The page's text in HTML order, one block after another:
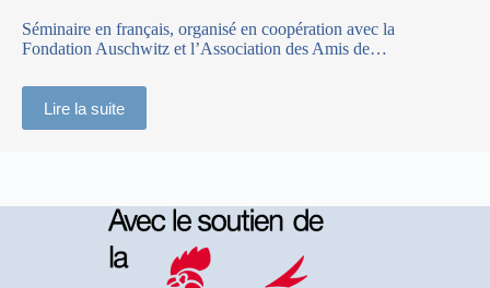
Séminaire en français, organisé en coopération avec la
Fondation Auschwitz et l’Association des Amis de…
Lire la suite